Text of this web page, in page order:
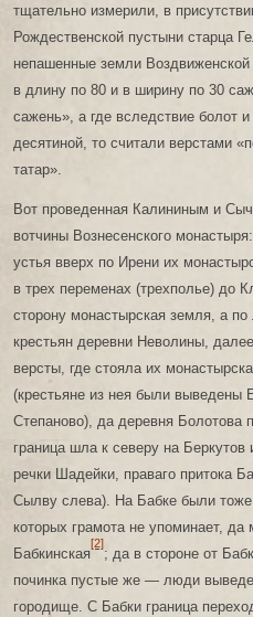
тщательно измерили, в
Рождественской пустыни старца
непашенные земли
в длину по 80 и в ширину по 30
сажень», а где вследствие болот
десятиной, то считали верстами
татар».
Вот проведенная Калининым и
вотчины Вознесенского
устья вверх по Ирени их
в трех переменах (трехполье) до
сторону монастырская земля, а
крестьян деревни Неволины,
версты, где стояла их
(крестьяне из нея были выведены
Степаново), да деревня Болотова
граница шла к северу на
речки Шадейки, праваго притока
Сылву слева). На Бабке были
которых грамота не упоминает,
Бабкинская
[2]
; да в стороне от
починка пустые же — люди
городище. С Бабки граница